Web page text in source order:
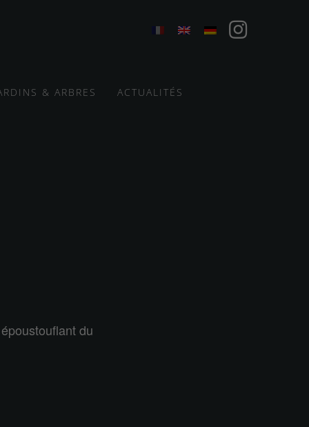
& ARBRES ACTUALITÉS
du